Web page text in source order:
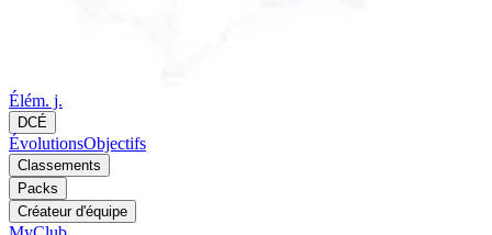
Élém. j.
DCÉ
ÉvolutionsObjectifs
Classements
Packs
Créateur d'équipe